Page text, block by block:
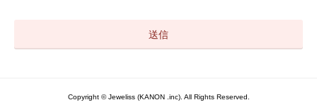
Copyright © Jeweliss (KANON .inc). All Rights Reserved.